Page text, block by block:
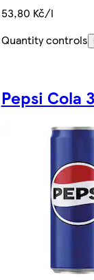
53,80 Kč/l
Quantity controls
Pepsi Cola